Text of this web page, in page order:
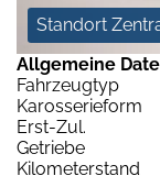
Standort
Allgemeine
Fahrzeugtyp
Karosserieform
Erst-Zul.
Getriebe
Kilometerstand